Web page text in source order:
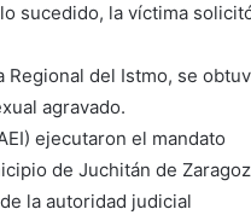
sucedido, la víctima
del Istmo, se
agravado.
ejecutaron el mandato
de Juchitán de
la autoridad judicial